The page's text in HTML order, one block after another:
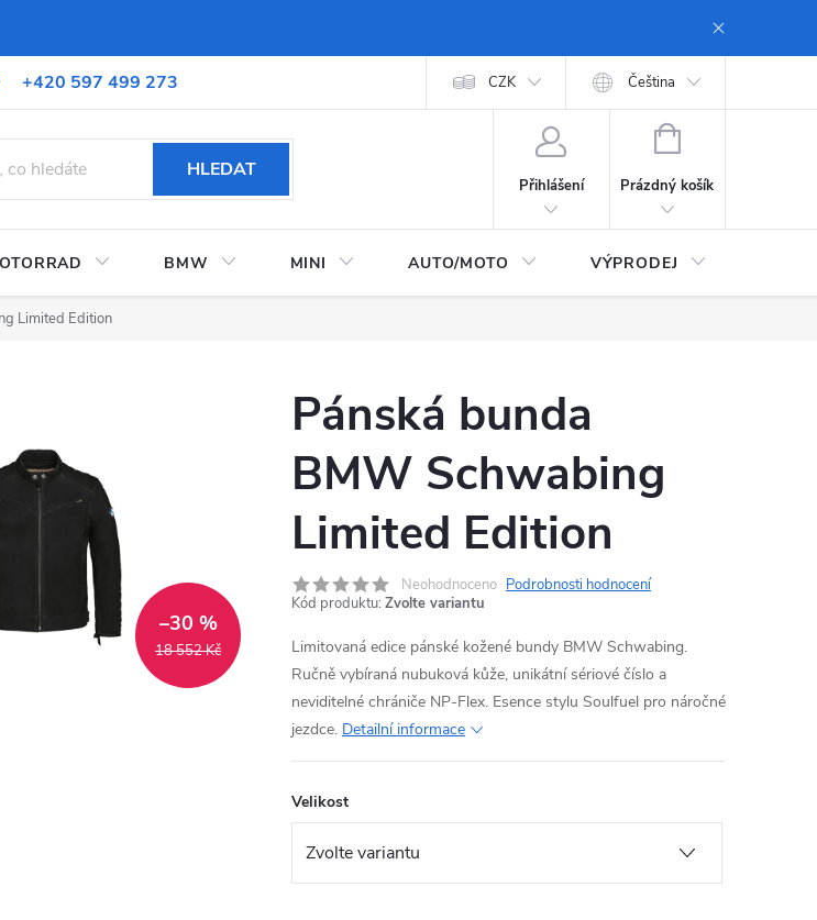
+420 597 499 273
podmínky a reklamační řád Moje objednávka Zásady ochrany osobních údajů
CZK Čeština
HLEDAT
Přihlášení
NÁKUPNÍ
Prázdný košík
BMW MINI AUTO/MOTO VÝPRODEJ
Limited Edition
18 552 Kč
–30 %
Pánská bunda
BMW Schwabing
Limited Edition
Neohodnoceno Podrobnosti hodnocení
Kód produktu: Zvolte variantu
Limitovaná edice pánské kožené bundy BMW Schwabing.
Ručně vybíraná nubuková kůže, unikátní sériové číslo a
neviditelné chrániče NP-Flex. Esence stylu Soulfuel pro náročné
jezdce. Detailní informace
Velikost